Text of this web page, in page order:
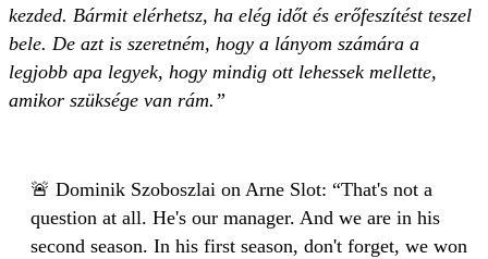
kezded. Bármit elérhetsz, ha elég időt és erőfeszítést teszel
bele. De azt is szeretném, hogy a lányom számára a
legjobb apa legyek, hogy mindig ott lehessek mellette,
amikor szüksége van rám.”
🚨 Dominik Szoboszlai on Arne Slot: “That's not a
question at all. He's our manager. And we are in his
second season. In his first season, don't forget, we won